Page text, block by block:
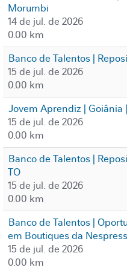
Morumbi
14 de jul. de 2026
0.00 km
Banco de Talentos |
15 de jul. de 2026
0.00 km
Jovem Aprendiz | Goiânia
15 de jul. de 2026
0.00 km
Banco de Talentos |
TO
15 de jul. de 2026
0.00 km
Banco de Talentos |
em Boutiques da
15 de jul. de 2026
0.00 km